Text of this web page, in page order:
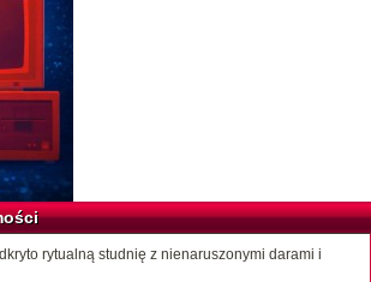
rytualną studnię z nienaruszonymi darami i